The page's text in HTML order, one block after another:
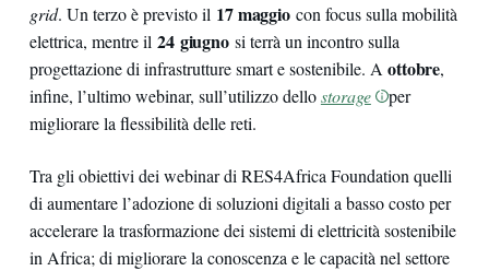
grid. Un terzo è previsto il 17 maggio con focus sulla mobilità
elettrica, mentre il 24 giugno si terrà un incontro sulla
progettazione di infrastrutture smart e sostenibile. A ottobre,
infine, l’ultimo webinar, sull’utilizzo dellostorage
per
migliorare la flessibilità delle reti.
Tra gli obiettivi dei webinar di RES4Africa Foundation quelli
di aumentare l’adozione di soluzioni digitali a basso costo per
accelerare la trasformazione dei sistemi di elettricità sostenibile
in Africa; di migliorare la conoscenza e le capacità nel settore